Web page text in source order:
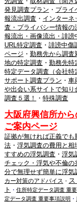
発見調査プラン ・ プライ
報流出調査 ・ インターネ
査・プライバシー情報の
報流出・画像流出・誹謗
URL特定調査 ・ 誹謗中傷
ページ ・ 勤務先から調査
地の特定調査 ・ 勤務先特
特定データ調査（会社特
サポート調査プラン ・ 車
や出会い系サイトで知り
調査５選！
・ 特殊調査
大阪府興信所か
ご案内ページ
証拠が無ければ正義でも
法・ 浮気調査の費用と相
すすめの浮気調査 ・ 浮気
チェック・浮気や不倫の
分で無理せず簡単に浮気
カー対策のアドバイス ・
ト ・ 住所特定データ調査 重
定データ調査 重要事項説明 ・